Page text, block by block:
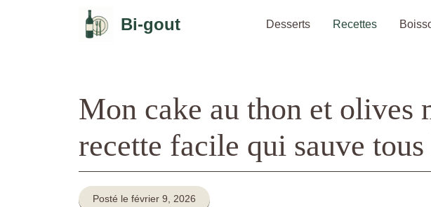
Bi-gout Desserts Recettes
Mon cake au thon et olives
recette facile qui sauve tous
Posté le février 9, 2026